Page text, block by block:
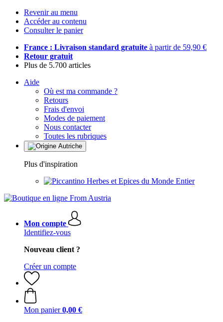
Revenir au menu
Accéder au contenu
Consulter le panier
France : Livraison standard gratuite à partir de 59,90 €
Retour gratuit
Plus de 5.700 articles
Aide
Où est ma commande ?
Retours
Frais d'envoi
Modes de paiement
Nous contacter
Toutes les rubriques
Plus d'inspiration
Herbes et Epices du Monde Entier
Mon compte
Identifiez-vous
Nouveau client ?
Créer un compte
Mon panier 0,00 €